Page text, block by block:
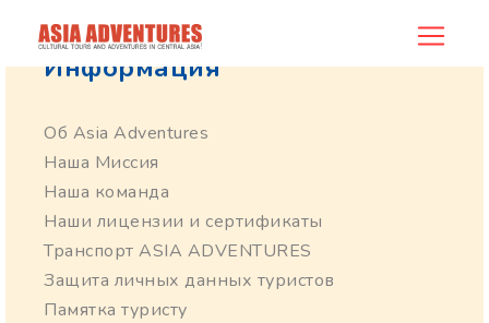
Информация
Об Asia Adventures
Наша Миссия
Наша команда
Наши лицензии и сертификаты
Транспорт ASIA ADVENTURES
Защита личных данных туристов
Памятка туристу